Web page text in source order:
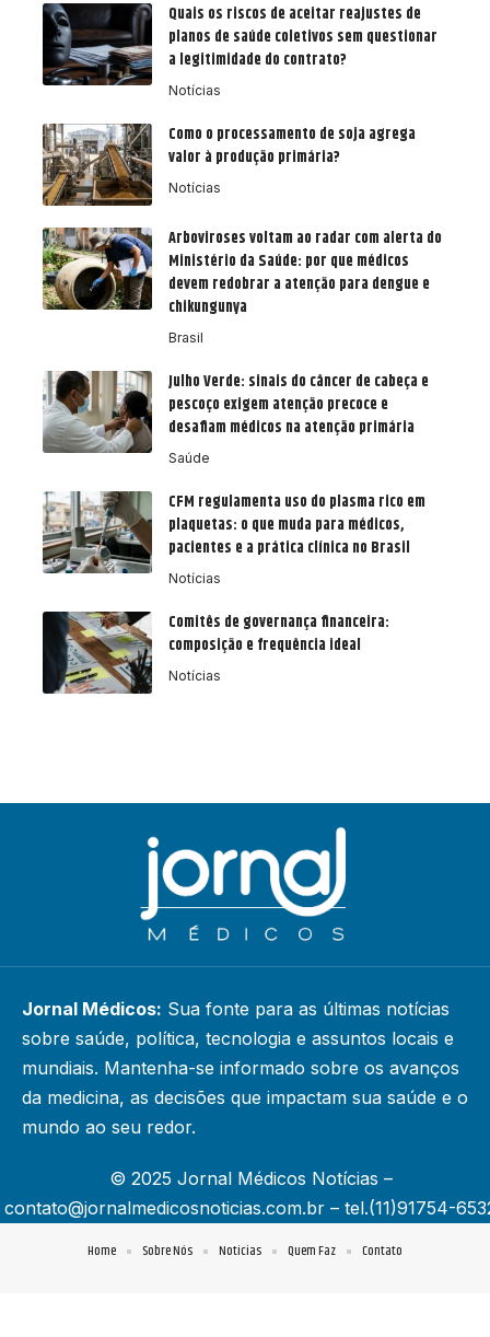
Quais os riscos de aceitar reajustes de
planos de saúde coletivos sem questionar
a legitimidade do contrato?
Notícias
Como o processamento de soja agrega
valor à produção primária?
Notícias
Arboviroses voltam ao radar com alerta do
Ministério da Saúde: por que médicos
devem redobrar a atenção para dengue e
chikungunya
Brasil
Julho Verde: sinais do câncer de cabeça e
pescoço exigem atenção precoce e
desafiam médicos na atenção primária
Saúde
CFM regulamenta uso do plasma rico em
plaquetas: o que muda para médicos,
pacientes e a prática clínica no Brasil
Notícias
Comitês de governança financeira:
composição e frequência ideal
Notícias
Jornal Médicos: Sua fonte para as últimas notícias
sobre saúde, política, tecnologia e assuntos locais e
mundiais. Mantenha-se informado sobre os avanços
da medicina, as decisões que impactam sua saúde e o
mundo ao seu redor.
© 2025 Jornal Médicos Notícias –
contato@jornalmedicosnoticias.com.br – tel.(11)91754-
Home Sobre Nós Notícias Quem Faz Contato